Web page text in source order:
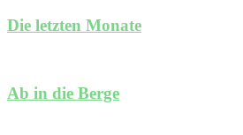
Die letzten Monate
Ab in die Berge